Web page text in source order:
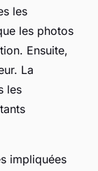
les
les photos
Ensuite,
La
les
impliquées